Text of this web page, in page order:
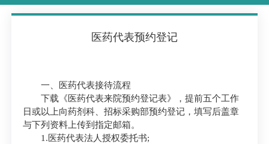
医药代表预约登记
一、医药代表接待流程
下载《医药代表来院预约登记表》，提前五个工作
日或以上向药剂科、招标采购部预约登记，填写后盖章
与下列资料上传到指定邮箱。
1.医药代表法人授权委托书;